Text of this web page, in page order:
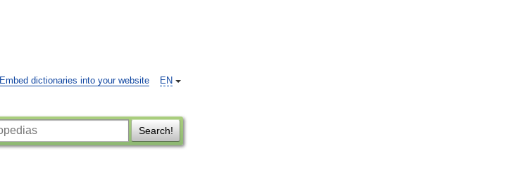
EN
Embed dictionaries into your website
Search!